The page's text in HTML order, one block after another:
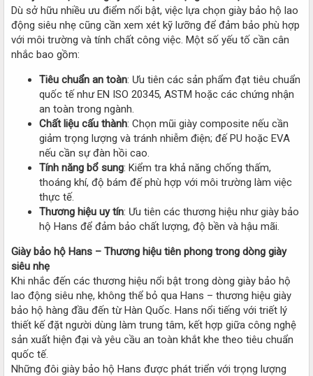
Dù sở hữu nhiều ưu điểm nổi bật, việc lựa chọn giày bảo hộ lao
động siêu nhẹ cũng cần xem xét kỹ lưỡng để đảm bảo phù hợp
với môi trường và tính chất công việc. Một số yếu tố cần cân
nhắc bao gồm:
Tiêu chuẩn an toàn: Ưu tiên các sản phẩm đạt tiêu chuẩn
quốc tế như EN ISO 20345, ASTM hoặc các chứng nhận
an toàn trong ngành.
Chất liệu cấu thành: Chọn mũi giày composite nếu cần
giảm trọng lượng và tránh nhiễm điện; đế PU hoặc EVA
nếu cần sự đàn hồi cao.
Tính năng bổ sung: Kiểm tra khả năng chống thấm,
thoáng khí, độ bám đế phù hợp với môi trường làm việc
thực tế.
Thương hiệu uy tín: Ưu tiên các thương hiệu như giày bảo
hộ Hans để đảm bảo chất lượng, độ bền và hậu mãi.
Giày bảo hộ Hans – Thương hiệu tiên phong trong dòng giày
siêu nhẹ
Khi nhắc đến các thương hiệu nổi bật trong dòng giày bảo hộ
lao động siêu nhẹ, không thể bỏ qua Hans – thương hiệu giày
bảo hộ hàng đầu đến từ Hàn Quốc. Hans nổi tiếng với triết lý
thiết kế đặt người dùng làm trung tâm, kết hợp giữa công nghệ
sản xuất hiện đại và yêu cầu an toàn khắt khe theo tiêu chuẩn
quốc tế.
Những đôi giày bảo hộ Hans được phát triển với trọng lượng